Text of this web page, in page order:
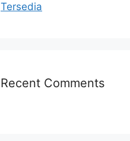
Tersedia
Recent Comments